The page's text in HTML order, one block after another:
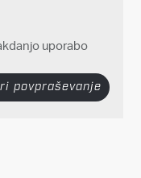
uporabo
povpraševanje